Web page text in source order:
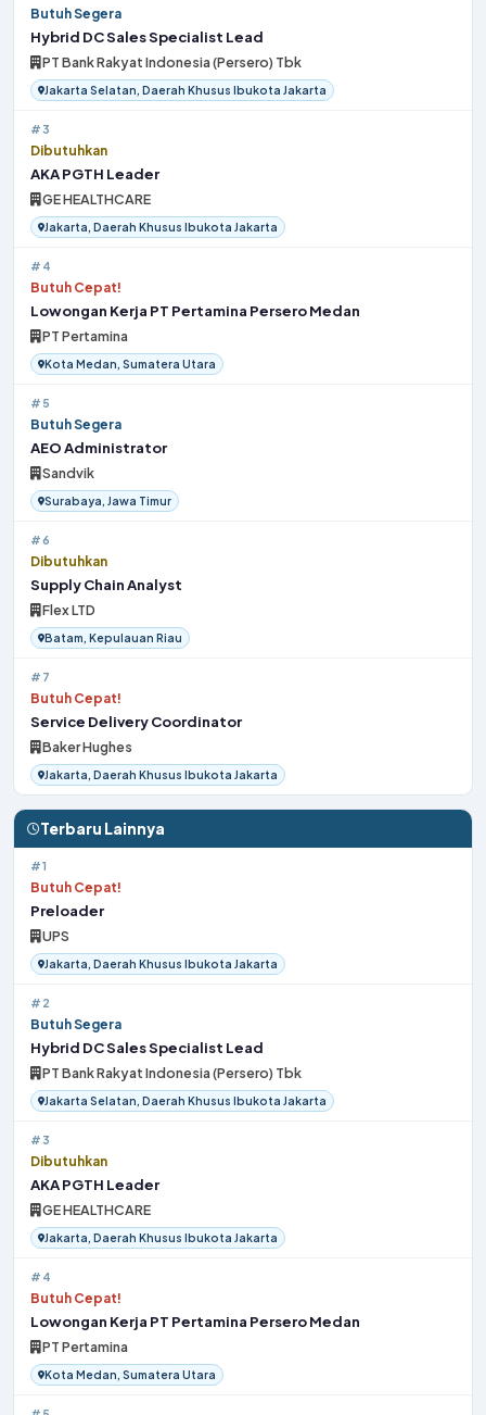
Butuh Segera
Hybrid DC Sales Specialist Lead
PT Bank Rakyat Indonesia (Persero) Tbk
Jakarta Selatan, Daerah Khusus Ibukota Jakarta
#3
Dibutuhkan
AKA PGTH Leader
GE HEALTHCARE
Jakarta, Daerah Khusus Ibukota Jakarta
#4
Butuh Cepat!
Lowongan Kerja PT Pertamina Persero Medan
PT Pertamina
Kota Medan, Sumatera Utara
#5
Butuh Segera
AEO Administrator
Sandvik
Surabaya, Jawa Timur
#6
Dibutuhkan
Supply Chain Analyst
Flex LTD
Batam, Kepulauan Riau
#7
Butuh Cepat!
Service Delivery Coordinator
Baker Hughes
Jakarta, Daerah Khusus Ibukota Jakarta
Terbaru Lainnya
#1
Butuh Cepat!
Preloader
UPS
Jakarta, Daerah Khusus Ibukota Jakarta
#2
Butuh Segera
Hybrid DC Sales Specialist Lead
PT Bank Rakyat Indonesia (Persero) Tbk
Jakarta Selatan, Daerah Khusus Ibukota Jakarta
#3
Dibutuhkan
AKA PGTH Leader
GE HEALTHCARE
Jakarta, Daerah Khusus Ibukota Jakarta
#4
Butuh Cepat!
Lowongan Kerja PT Pertamina Persero Medan
PT Pertamina
Kota Medan, Sumatera Utara